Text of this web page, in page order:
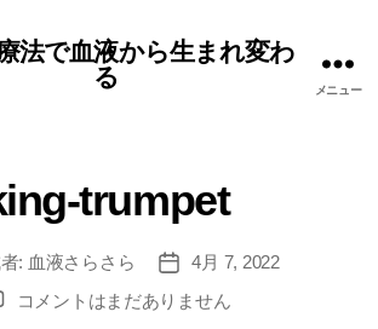
法で血液から生まれ変わ
る
メニュー
trumpet
: 血液さらさら
投
稿
日
4月 7, 2022
king-
コメントはまだありません